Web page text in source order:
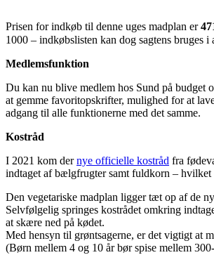
Prisen for indkøb til denne uges madplan er
1000 – indkøbslisten kan dog sagtens bruges i
Medlemsfunktion
Du kan nu blive medlem hos Sund på budget
at gemme favoritopskrifter, mulighed for at
adgang til alle funktionerne med det samme.
Kostråd
I 2021 kom dernye officielle kostråd fra
indtaget af bælgfrugter samt fuldkorn – hvilket
Den vegetariske madplan ligger tæt op af de
Selvfølgelig springes kostrådet omkring
at skære ned på kødet.
Med hensyn til grøntsagerne, er det vigtigt at
(Børn mellem 4 og 10 år bør spise mellem